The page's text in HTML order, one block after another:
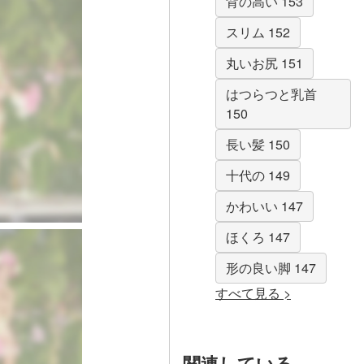
スリム 152
丸いお尻 151
はつらつと乳首
150
長い髪 150
十代の 149
かわいい 147
ほくろ 147
形の良い脚 147
すべて見る >